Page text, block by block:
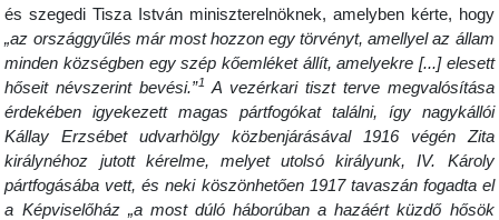
és szegedi Tisza István miniszterelnöknek, amelyben kérte, hogy
„az országgyűlés már most hozzon egy törvényt, amellyel az állam
minden községben egy szép kőemléket állít, amelyekre [...] elesett
hőseit névszerint bevési.”1 A vezérkari tiszt terve megvalósítása
érdekében igyekezett magas pártfogókat találni, így nagykállói
Kállay Erzsébet udvarhölgy közbenjárásával 1916 végén Zita
királynéhoz jutott kérelme, melyet utolsó királyunk, IV. Károly
pártfogásába vett, és neki köszönhetően 1917 tavaszán fogadta el
a Képviselőház „a most dúló háborúban a hazáért küzdő hősök